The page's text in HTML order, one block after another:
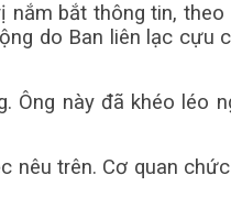
bắt thông tin,
do Ban liên lạc cựu
Ông này đã khéo léo
trên. Cơ quan